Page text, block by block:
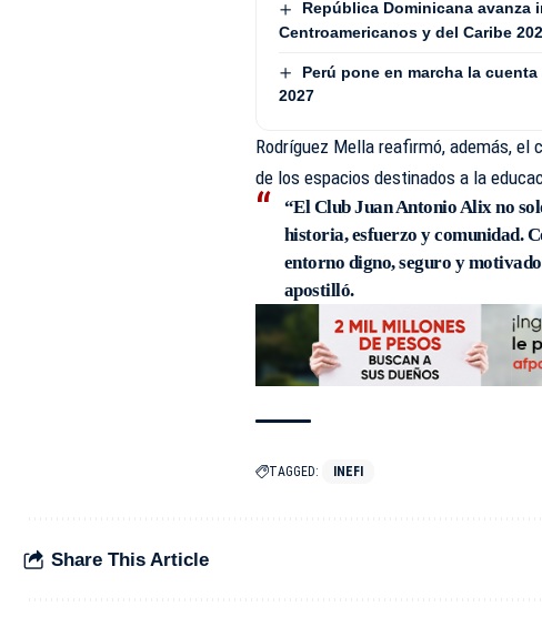
República Dominicana
Centroamericanos y del Caribe
Perú pone en marcha la
2027
Rodríguez Mella reafirmó, además,
de los espacios destinados a la
“El Club Juan Antonio Alix no
historia, esfuerzo y comunidad.
entorno digno, seguro y
apostilló.
TAGGED: INEFI
Share This Article